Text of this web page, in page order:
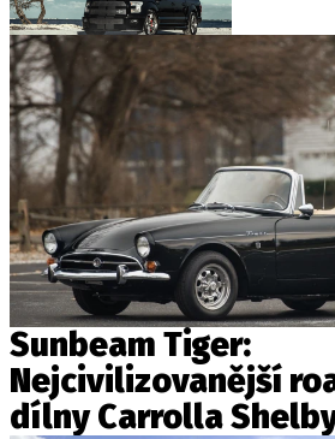
Sunbeam Tiger:
Nejcivilizovanější
dílny Carrolla